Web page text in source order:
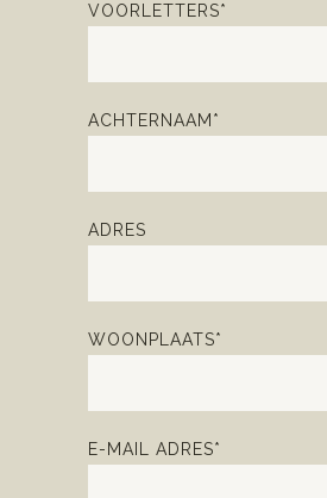
VOORLETTERS*
ACHTERNAAM*
ADRES
WOONPLAATS*
E-MAIL ADRES*